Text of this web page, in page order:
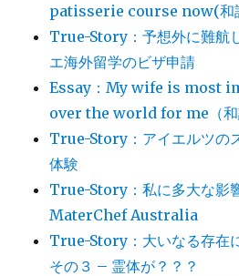
patisserie course now(和
True-Story：予想外に難航
エ海外留学のビザ申請
Essay：My wife is most
over the world for me（和
True-Story：アイエルツの
体験
True-Story：私に多大な影
MaterChef Australia
True-Story：大いなる存在
その３ – 霊体が？？？